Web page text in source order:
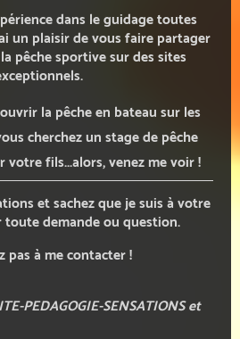
dans le guidage toutes
un plaisir de vous faire partager
pêche sportive sur des sites
la pêche en bateau sur les
cherchez un stage de pêche
votre fils...alors, venez me voir !
et sachez que je suis à votre
demande ou question.
pas à me contacter !
PEDAGOGIE-SENSATIONS et